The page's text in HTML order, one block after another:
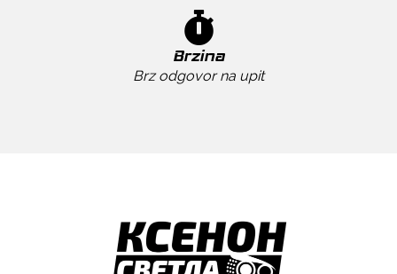
Brzina
Brz odgovor na upit